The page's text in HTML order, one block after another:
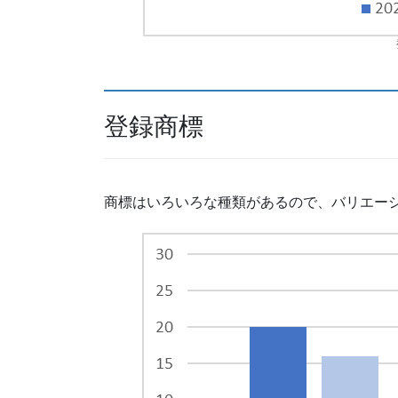
登録商標
商標はいろいろな種類があるので、バリエー